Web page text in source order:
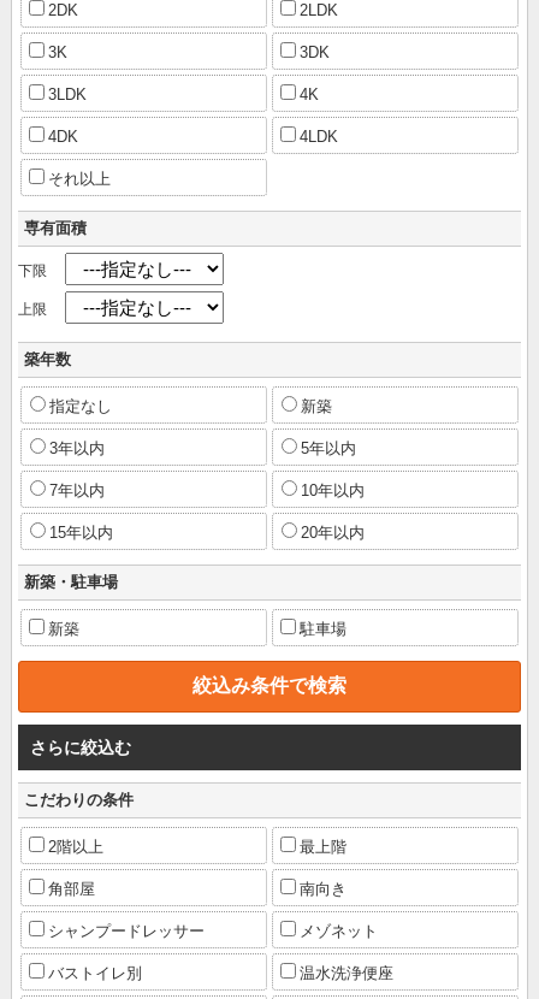
2DK 2LDK
3K 3DK
3LDK 4K
4DK 4LDK
それ以上
専有面積
下限
上限
築年数
指定なし 新築
3年以内 5年以内
7年以内 10年以内
15年以内 20年以内
新築・駐車場
新築 駐車場
さらに絞込む
こだわりの条件
2階以上 最上階
角部屋 南向き
シャンプードレッサー メゾネット
バストイレ別 温水洗浄便座